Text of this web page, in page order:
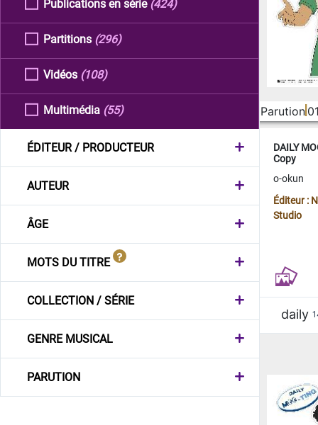
Publications en série (424)
Partitions (296)
Vidéos (108)
Multimédia (55)
ÉDITEUR / PRODUCTEUR
AUTEUR
ÂGE
MOTS DU TITRE
COLLECTION / SÉRIE
GENRE MUSICAL
PARUTION
Parution
DAILY
Copy
o-okun
Éditeur :
Studio
daily